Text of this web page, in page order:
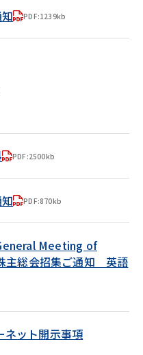
PDF:1239kb
PDF:2500kb
PDF:870kb
Meeting of
主総会招集ご通知 英語
ネット開示事項